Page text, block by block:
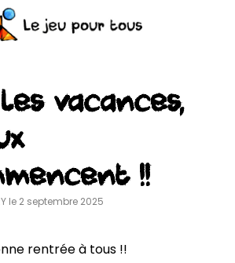
vacances,
!!
le 2 septembre 2025
rentrée à tous !!